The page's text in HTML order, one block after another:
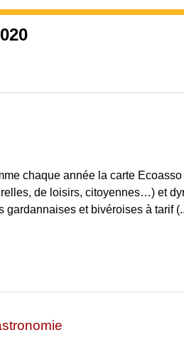
chaque année la carte
de loisirs, citoyennes…) et
gardannaises et bivéroises à tarif